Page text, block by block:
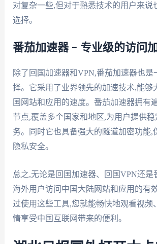
对复杂一些,但对于熟悉技术的用户来说
选择。
番茄加速器 – 专业级的访问
除了回国加速器和VPN,番茄加速器也是
择。它采用了业界领先的加速技术,能够
国网站和应用的速度。番茄加速器拥有
节点,覆盖多个国家和地区,为用户提供
务。同时它也具备强大的隧道加密功能,
隐私安全。
总之,无论是回国加速器、回国VPN还是
海外用户访问中国大陆网站和应用的有
过使用这些工具,您就能畅快地观看视频
情享受中国互联网带来的便利。